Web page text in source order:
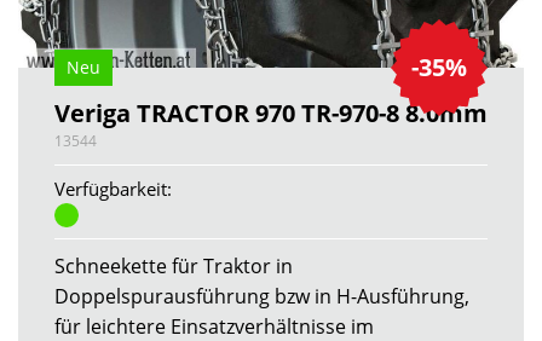
-35%
Neu
Veriga TRACTOR 970 TR-970-8 8.0mm
13544
Verfügbarkeit:
Schneekette für Traktor in
Doppelspurausführung bzw in H-Ausführung,
für leichtere Einsatzverhältnisse im